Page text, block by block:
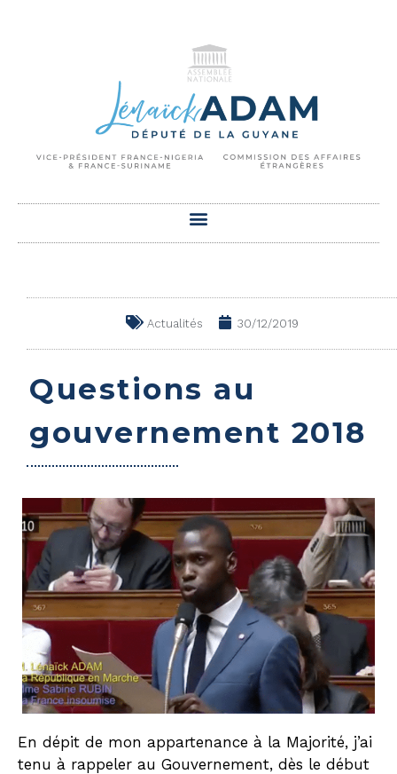
Actualités 30/12/2019
Questions au
gouvernement 2018
En dépit de mon appartenance à la Majorité, j’ai
tenu à rappeler au Gouvernement, dès le début